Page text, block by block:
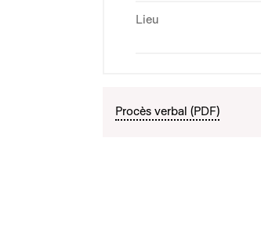
Lieu
Procès verbal (PDF)